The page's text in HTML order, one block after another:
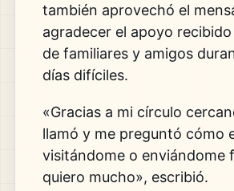
también aprovechó el
agradecer el apoyo
de familiares y amigos
días difíciles.
«Gracias a mi círculo
llamó y me preguntó cómo
visitándome o enviándome
quiero mucho», escribió.